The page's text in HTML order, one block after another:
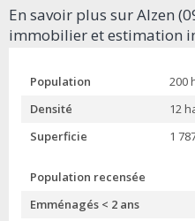
En savoir plus sur Alzen
immobilier et estimation
Population
200
Densité
12
Superficie
1
Population recensée
Emménagés < 2 ans